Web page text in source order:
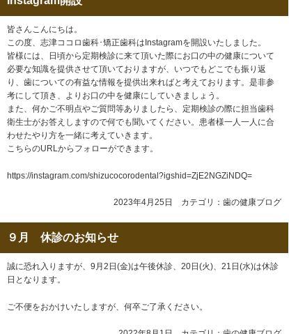
皆さんこんにちは。
この度、 志津ココロ歯科･矯正歯科はInstagramを開設いたしました。
皆様には、日頃から定期検診に来て頂いた際にお口の中の健康について
必要な知識を提供させて頂いておりますが、 いつでもどこでも振り返
り、 歯についての有益な情報を提供出来ればと考えております。是非参
考にして頂き、 よりお口の中を健康にしていきましょう。
また、何かご不明点やご質問等ありましたら、定期検診の際に担当歯科
衛生士がお答えしますので何でも聞いてください。患者様一人一人に合
わせたやり方を一緒に考えていきます。
こちらのURLからフォローができます。
https://instagram.com/shizucocorodental?igshid=ZjE2NGZiNDQ=
2023年4月25日 カテゴリ： 歯の健康ブログ
９月 休診のお知らせ
誠に恐れ入りますが、9月2日(金)は午後休診、20日(火)、21日(水)は休診
日となります。
ご不便をおかけいたしますが、何卒ご了承ください。